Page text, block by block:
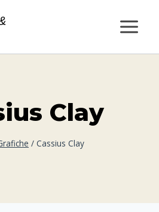
Clay
/ Cassius Clay